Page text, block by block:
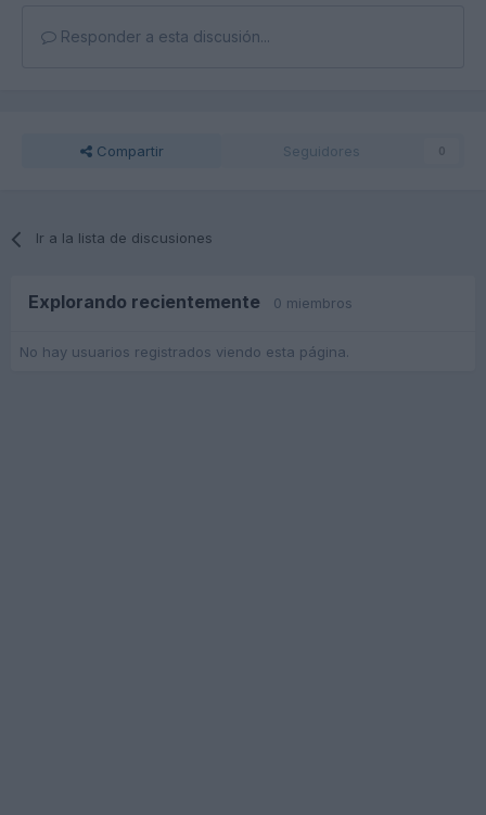
Responder a esta discusión...
Compartir Seguidores 0
Ir a la lista de discusiones
Explorando recientemente 0 miembros
No hay usuarios registrados viendo esta página.